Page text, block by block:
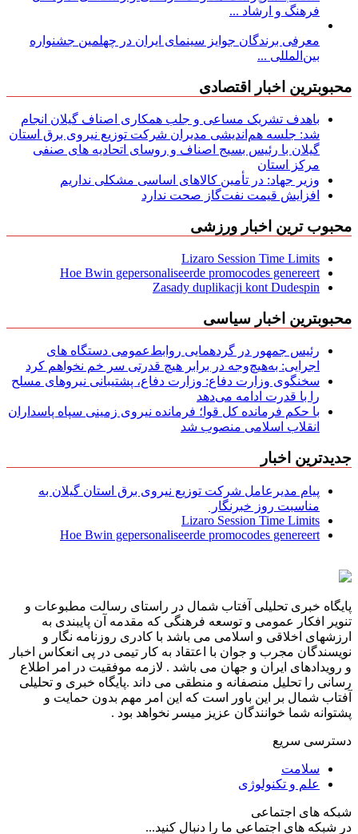
فرهنگ و ارشاد ...
معرفی برندگان جوایز سینمای ایران در چهلمین جشنواره
بین‌المللی ...
محبوبترین اخبار اقتصادی
باهدف تشریک مساعی و جلب همکاری اصناف گیلان انجام
شد: جلسه هم‌اندیشی مدیران شركت توزیع نیروی برق استان
گیلان با رئیس بسیج اصناف و روسای اتحادیه های صنفی
مركز استان
وزیر جهاد: در تأمین کالاهای اساسی مشکلی نداریم
افزایش قیمت نفت‌گاز صحت ندارد
محبوب ترین اخبار ورزشی
Lizaro Session Time Limits
Hoe Bwin gepersonaliseerde promocodes genereert
Zasady duplikacji kont Dudespin
محبوبترین اخبار سیاسی
رئیس جمهور در گردهمایی روابط‌عمومی دستگاه های
اجرایی: به‌هیچ‌وجه در برابر هیچ قدرتی سر خم نخواهم کرد
سخنگوی وزارت دفاع: وزارت دفاع، پشتیبانی نیرو‌های مسلح
را با قدرت ادامه می‌دهد
با حکم فرمانده کل قوا؛ فرمانده نیروی زمینی سپاه پاسداران
انقلاب اسلامی منصوب شد
جدیدترین اخبار
پیام مدیرعامل شركت توزیع نیروی برق استان گیلان به
مناسبت روز خبرنگار ‌
Lizaro Session Time Limits
Hoe Bwin gepersonaliseerde promocodes genereert
پایگاه خبری تحلیلی آفتاب شمال در راستای رسالت مطبوعات و
تنویر افکار عمومی و توسعه فرهنگی که مقدمه آن پایبندی به
ارزشهای اخلاقی و اسلامی می باشد با کادری روزنامه نگار و
نویسندگان مجرب و جوان با اعتقاد به کار تیمی در پی انعکاس اخبار
و رویدادهای ایران و جهان می باشد . لازمه موفقیت در امر اطلاع
رسانی را تحلیل منصفانه و منطقی می داند .پایگاه خبری و تحلیلی
آفتاب شمال بر این باور است که این امر مهم بدون حمایت و
پشتوانه شما خوانندگان عزیز میسر نخواهد بود .
دسترسی سریع
سلامت
علم و تکنولوژی
شبکه های اجتماعی
در شبکه های اجتماعی ما را دنبال کنید...